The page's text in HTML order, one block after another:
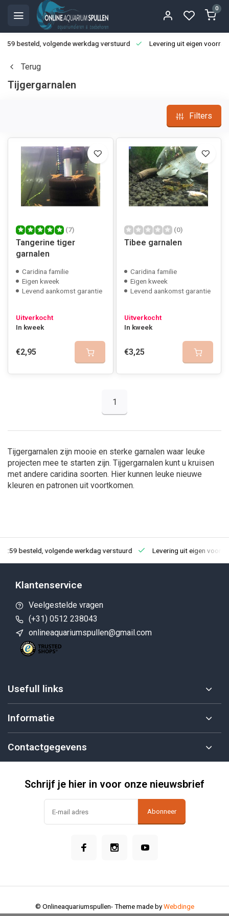
0
besteld, volgende werkdag verstuurd Levering uit eigen
Terug
Tijgergarnalen
Filters
(7)
Tangerine tiger
garnalen
Caridina familie
Eigen kweek
Levend aankomst garantie
Uitverkocht
In kweek
€2,95
(0)
Tibee garnalen
Caridina familie
Eigen kweek
Levend aankomst garantie
Uitverkocht
In kweek
€3,25
1
Tijgergarnalen zijn mooie en sterke garnalen waar leuke
projecten mee te starten zijn. Tijgergarnalen kunt u kruisen
met andere caridina soorten. Hier kunnen leuke nieuwe
kleuren en patronen uit voortkomen.
besteld, volgende werkdag verstuurd Levering uit eigen
Klantenservice
Veelgestelde vragen
(+31) 0512 238043
onlineaquariumspullen@gmail.com
Usefull links
Informatie
Contactgegevens
Schrijf je hier in voor onze nieuwsbrief
Abonneer
© Onlineaquariumspullen- Theme made byWebdinge